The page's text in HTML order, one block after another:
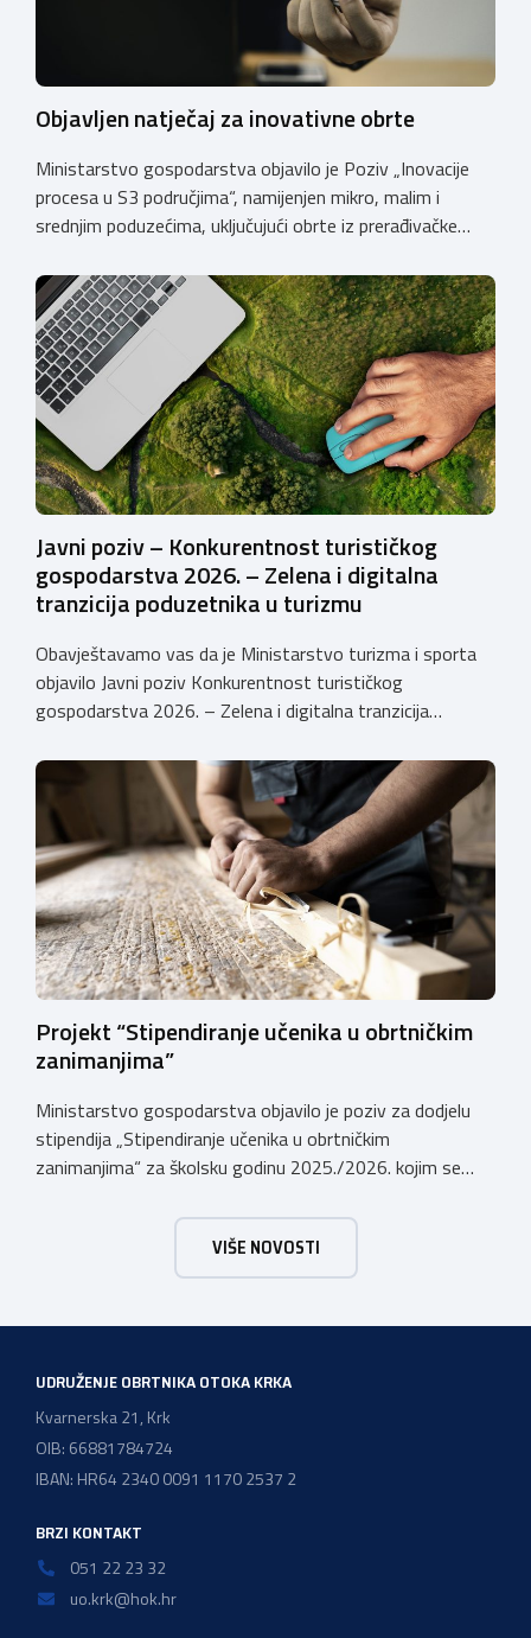
Objavljen natječaj za inovativne obrte
Ministarstvo gospodarstva objavilo je Poziv „Inovacije
procesa u S3 područjima“, namijenjen mikro, malim i
srednjim poduzećima, uključujući obrte iz prerađivačke
uspješnije plasirati na tržište kroz modernizaciju poslovnih
procesa. Poziv se provodi u okviru PKK 2021. – 2027. Cilj
Poziva je potaknuti uvođenje inovacija procesa i
organizacije poslovanja koje […]
Javni poziv – Konkurentnost turističkog
gospodarstva 2026. – Zelena i digitalna
tranzicija poduzetnika u turizmu
Obavještavamo vas da je Ministarstvo turizma i sporta
objavilo Javni poziv Konkurentnost turističkog
gospodarstva 2026. – Zelena i digitalna tranzicija
male vrijednosti u ukupnom iznosu od 3.403.640,00 €.
Program je namijenjen subjektima malog gospodarstva
registriranim za ugostiteljske i/ili turističke djelatnosti,
obiteljskim poljoprivrednim
gospodarstvima/poljoprivrednicima koja su registrirana
za pružanje […]
Projekt “Stipendiranje učenika u obrtničkim
zanimanjima”
Ministarstvo gospodarstva objavilo je poziv za dodjelu
stipendija „Stipendiranje učenika u obrtničkim
zanimanjima“ za školsku godinu 2025./2026. kojim se
2025./2026. obrazuju temeljem programa/kurikula u
trogodišnjem trajanju za stjecanje deficitarnih obrtničkih
zanimanja, sukladno Preporukama za obrazovnu upisnu
VIŠE NOVOSTI
UDRUŽENJE OBRTNIKA OTOKA KRKA
Kvarnerska 21, Krk
OIB: 66881784724
IBAN: HR64 2340 0091 1170 2537 2
BRZI KONTAKT
051 22 23 32
uo.krk@hok.hr